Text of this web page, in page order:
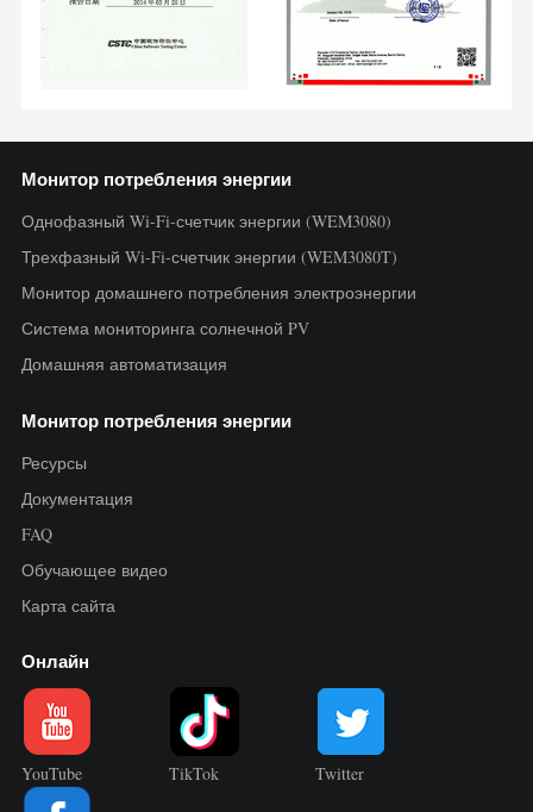
Монитор потребления энергии
Однофазный Wi-Fi-счетчик энергии (WEM3080)
Трехфазный Wi-Fi-счетчик энергии (WEM3080T)
Монитор домашнего потребления электроэнергии
Система мониторинга солнечной PV
Домашняя автоматизация
Монитор потребления энергии
Ресурсы
Документация
FAQ
Обучающее видео
Карта сайта
Онлайн
YouTube TikTok Twitter